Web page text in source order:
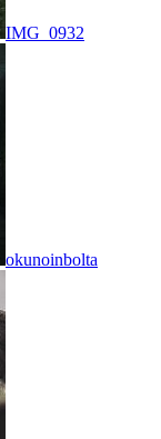
IMG_0932
okunoinbolta